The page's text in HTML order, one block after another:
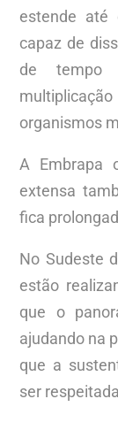
estende até
capaz de
de tempo
organismos
A Embrapa
extensa
fica
No Sudeste
estão
que o
ajudando na
que a
ser